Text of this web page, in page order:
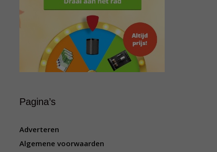
Pagina’s
Adverteren
Algemene voorwaarden